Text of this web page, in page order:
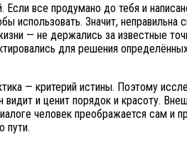
все продумано до тебя и
Значит, неправильна
— не держались за известные
для решения
— критерий истины. Поэтому
и ценит порядок и красоту.
человек преображается сам и
пути.